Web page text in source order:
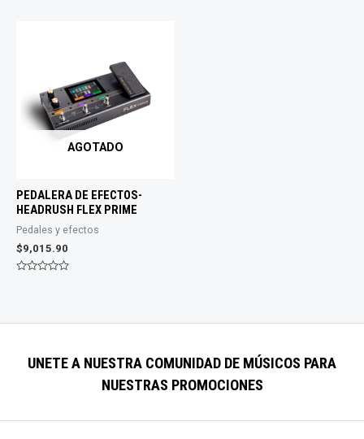
AGOTADO
PEDALERA DE EFECTOS-
HEADRUSH FLEX PRIME
Pedales y efectos
$9,015.90
UNETE A NUESTRA COMUNIDAD DE MÚSICOS PARA
NUESTRAS PROMOCIONES